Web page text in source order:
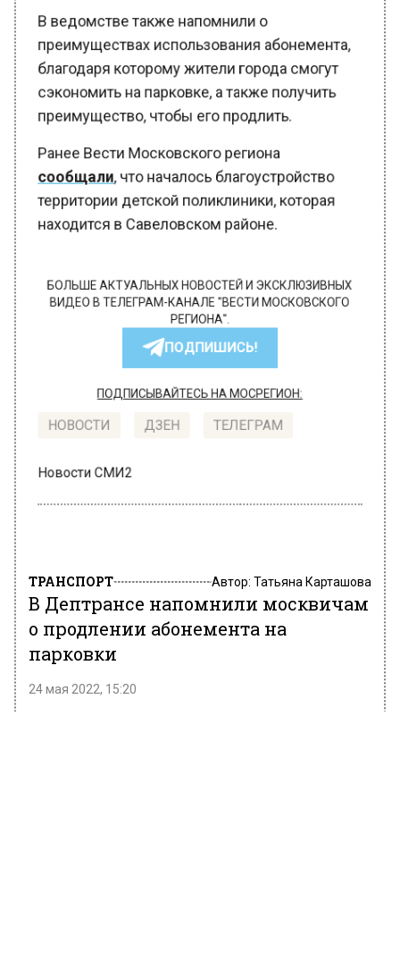
В ведомстве также напомнили о
преимуществах использования абонемента,
благодаря которому жители города смогут
сэкономить на парковке, а также получить
преимущество, чтобы его продлить.
Ранее Вести Московского региона
сообщали, что началось благоустройство
территории детской поликлиники, которая
находится в Савеловском районе.
БОЛЬШЕ АКТУАЛЬНЫХ НОВОСТЕЙ И ЭКСКЛЮЗИВНЫХ
ВИДЕО В ТЕЛЕГРАМ-КАНАЛЕ "ВЕСТИ МОСКОВСКОГО
РЕГИОНА".
ПОДПИШИСЬ!
ПОДПИСЫВАЙТЕСЬ НА МОСРЕГИОН:
ДЗЕН
ТРАНСПОРТ Автор: Татьяна Карташова
В Дептрансе напомнили москвичам
о продлении абонемента на
парковки
24 мая 2022, 15:20